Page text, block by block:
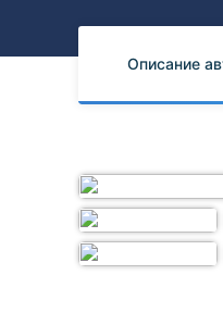
Описание